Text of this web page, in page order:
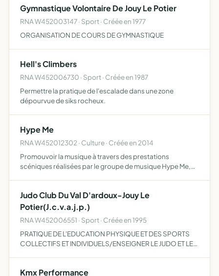
Gymnastique Volontaire De Jouy Le Potier
RNA W452003147 · Sport · Créée en 1977
ORGANISATION DE COURS DE GYMNASTIQUE
Hell's Climbers
RNA W452006730 · Sport · Créée en 1987
Permettre la pratique de l'escalade dans une zone
dépourvue de siks rocheux.
Hype Me
RNA W452012302 · Culture · Créée en 2014
Promouvoir la musique à travers des prestations
scéniques réalisées par le groupe de musique Hype Me,
musique Hype …
Judo Club Du Val D'ardoux-Jouy Le
Potier(J.c.v.a.j.p.)
RNA W452006551 · Sport · Créée en 1995
PRATIQUE DE L'EDUCATION PHYSIQUE ET DES SPORTS
COLLECTIFS ET INDIVIDUELS/ENSEIGNER LE JUDO ET LES
Kmx Performance